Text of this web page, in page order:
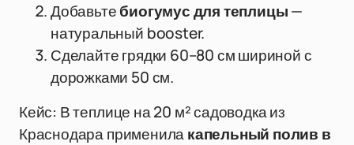
Добавьтебиогумус для теплицы—
натуральный booster.
Сделайте грядки 60–80 см шириной с
дорожками 50 см.
Кейс: В теплице на 20 м² садоводка из
Краснодара применилакапельный полив в